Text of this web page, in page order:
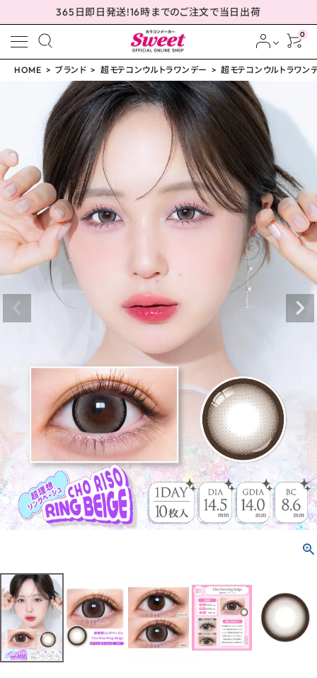
365日即日発送!16時までのご注文で当日出荷
0
meeting_room ログイン person 会員登録
超モテコンウルトラワン
デー 超理想リングベー
ジュ 14.5mm
1,650(税込)
お支払い方法について
お買い物ガイド
お問い合わせ
よくあるご質問
HOME ブランド 超モテコンウルトラワンデー 超モテコンウルトラワン